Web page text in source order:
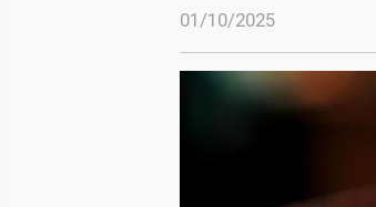
01/10/2025